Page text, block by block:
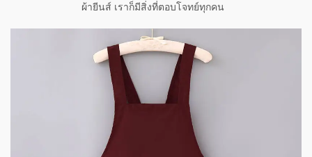
ผ้ายีนส์ เราก็มีสิ่งที่ตอบโจทย์ทุกคน